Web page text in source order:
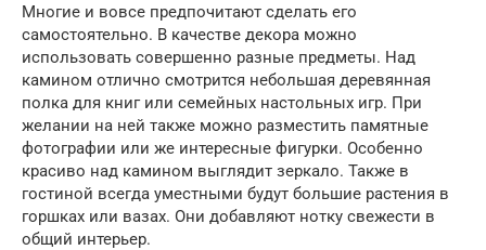
Многие и вовсе предпочитают сделать его
самостоятельно. В качестве декора можно
использовать совершенно разные предметы. Над
камином отлично смотрится небольшая деревянная
полка для книг или семейных настольных игр. При
желании на ней также можно разместить памятные
фотографии или же интересные фигурки. Особенно
красиво над камином выглядит зеркало. Также в
гостиной всегда уместными будут большие растения в
горшках или вазах. Они добавляют нотку свежести в
общий интерьер.